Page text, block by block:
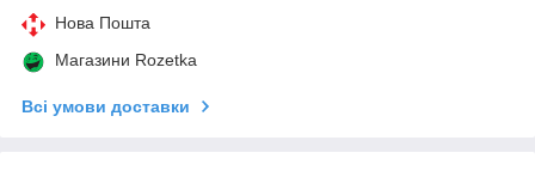
Нова Пошта
Магазини Rozetka
Всі умови доставки